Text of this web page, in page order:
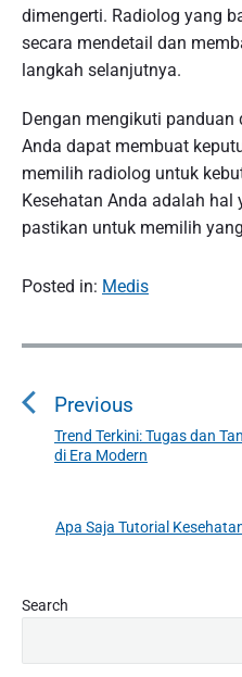
dimengerti. Radiolog yang
secara mendetail dan
langkah selanjutnya.
Dengan mengikuti
Anda dapat membuat
memilih radiolog untuk
Kesehatan Anda adalah hal
pastikan untuk memilih
Posted in: Medis
P
s
a
Previous
P
r
v
u
Trend Terkini: Tugas dan
di Era Modern
Apa Saja Tutorial
P
m
Search